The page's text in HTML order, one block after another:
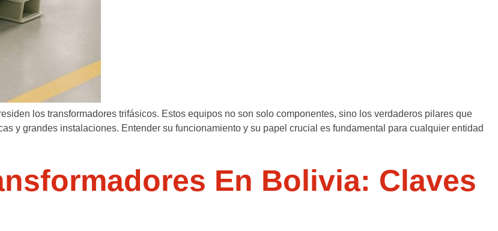
los transformadores trifásicos. Estos equipos no son solo componentes, sino los verdaderos pilares que
y grandes instalaciones. Entender su funcionamiento y su papel crucial es fundamental para cualquier entidad
En Bolivia: Claves